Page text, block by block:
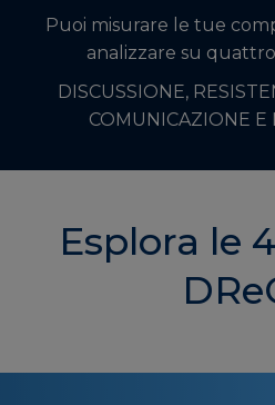
Puoi misurare le tue
analizzare su
DISCUSSIONE,
COMUNICAZIONE E
Esplora le